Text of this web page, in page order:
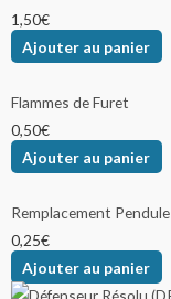
1,50€
Ajouter au panier
Flammes de Furet
0,50€
Ajouter au panier
Remplacement Pendule
0,25€
Ajouter au panier